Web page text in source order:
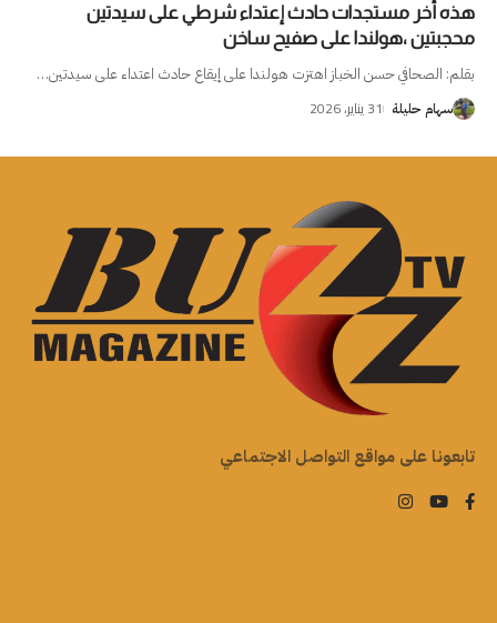
هذه أخر مستجدات حادث إعتداء شرطي على سيدتين
محجبتين ،هولندا على صفيح ساخن
بقلم: الصحافي حسن الخباز اهتزت هولندا على إيقاع حادث اعتداء على سيدتين…
سهام حليلة 31 يناير، 2026
تابعونا على مواقع التواصل الاجتماعي